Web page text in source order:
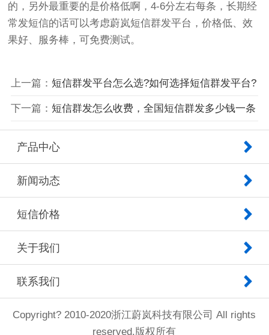
的，另外最重要的是价格低啊，4-6分左右每条，长期经
常发短信的话可以考虑蔚岚短信群发平台，价格低、效
果好、服务棒，可免费测试。
上一篇： 短信群发平台怎么选?如何选择短信群发平台?
下一篇： 短信群发怎么收费，全国短信群发多少钱一条
产品中心
新闻动态
短信价格
关于我们
联系我们
Copyright? 2010-2020浙江蔚岚科技有限公司 All rights
reserved.版权所有